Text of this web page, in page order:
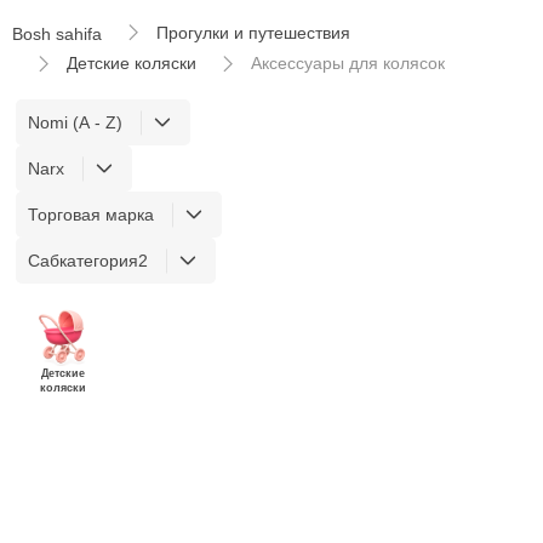
Bosh sahifa
Прогулки и путешествия
Детские коляски
Аксессуары для колясок
Nomi (A - Z)
Narx
Торговая марка
Сабкатегория2
Детские
коляски